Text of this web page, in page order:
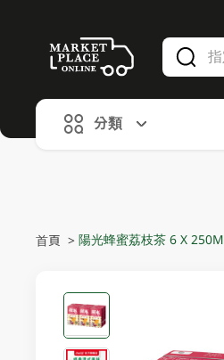
alid Until 30 June 2026
分類
首頁 > 陽光蜂蜜荔枝茶 6 X